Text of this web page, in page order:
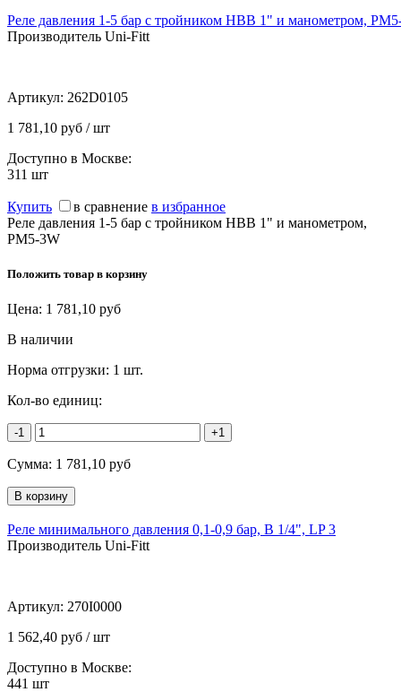
Реле давления 1-5 бар с тройником НВВ 1" и манометром,
Производитель Uni-Fitt
Артикул: 262D0105
1 781,10 руб / шт
Доступно в Москве:
311 шт
Купить в сравнение в избранное
Реле давления 1-5 бар с тройником НВВ 1" и манометром,
PM5-3W
Положить товар в корзину
Цена: 1 781,10 руб
В наличии
Норма отгрузки: 1 шт.
Кол-во единиц:
-1 +1
Сумма: 1 781,10 руб
Реле минимального давления 0,1-0,9 бар, В 1/4", LP 3
Производитель Uni-Fitt
Артикул: 270I0000
1 562,40 руб / шт
Доступно в Москве:
441 шт